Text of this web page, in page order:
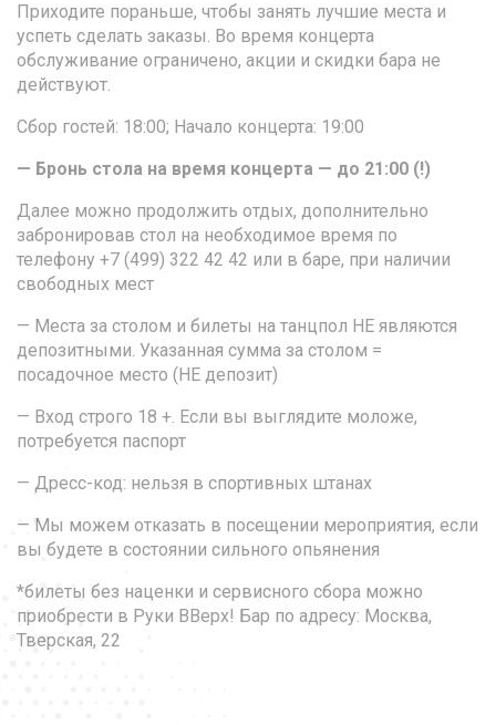
Приходите пораньше, чтобы занять лучшие места и
успеть сделать заказы. Во время концерта
обслуживание ограничено, акции и скидки бара не
действуют.
Сбор гостей: 18:00; Начало концерта: 19:00
— Бронь стола на время концерта — до 21:00 (!)
Далее можно продолжить отдых, дополнительно
забронировав стол на необходимое время по
телефону +7 (499) 322 42 42 или в баре, при наличии
свободных мест
— Места за столом и билеты на танцпол НЕ являются
депозитными. Указанная сумма за столом =
посадочное место (НЕ депозит)
— Вход строго 18 +. Если вы выглядите моложе,
потребуется паспорт
— Дресс-код: нельзя в спортивных штанах
— Мы можем отказать в посещении мероприятия, если
вы будете в состоянии сильного опьянения
*билеты без наценки и сервисного сбора можно
приобрести в Руки ВВерх! Бар по адресу: Москва,
Тверская, 22